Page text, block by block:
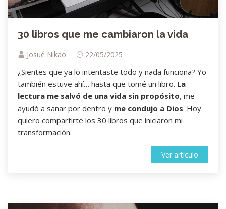
30 libros que me cambiaron la vida
Josué Nikao 22/05/2025
¿Sientes que ya lo intentaste todo y nada funciona? Yo
también estuve ahí… hasta que tomé un libro. La
lectura me salvó de una vida sin propósito, me
ayudó a sanar por dentro y me condujo a Dios. Hoy
quiero compartirte los 30 libros que iniciaron mi
transformación.
Ver artículo